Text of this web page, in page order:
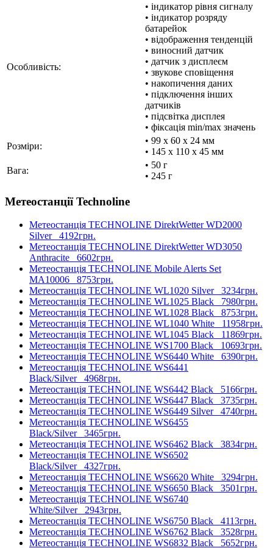
Особливість:
• індикатор рівня сигналу
• індикатор розряду
батарейок
• відображення тенденцій
• виносний датчик
• датчик з дисплеєм
• звукове сповіщення
• накопичення даних
• підключення інших
датчиків
• підсвітка дисплея
• фіксація min/max значень
Розміри:
• 99 x 60 x 24 мм
• 145 x 110 x 45 мм
Вага:
• 50 г
• 245 г
Метеостанції Technoline
Метеостанція TECHNOLINE DirektWetter WD2000
Silver 4192грн.
Метеостанція TECHNOLINE DirektWetter WD3050
Anthracite 6602грн.
Метеостанція TECHNOLINE Mobile Alerts Set
MA10006 8753грн.
Метеостанція TECHNOLINE WL1020 Silver 3234грн.
Метеостанція TECHNOLINE WL1025 Black 7980грн.
Метеостанція TECHNOLINE WL1028 Black 8753грн.
Метеостанція TECHNOLINE WL1040 White 11958грн.
Метеостанція TECHNOLINE WL1045 Black 11869грн.
Метеостанція TECHNOLINE WS1700 Black 10693грн.
Метеостанція TECHNOLINE WS6440 White 6390грн.
Метеостанція TECHNOLINE WS6441
Black/Silver 4968грн.
Метеостанція TECHNOLINE WS6442 Black 5166грн.
Метеостанція TECHNOLINE WS6447 Black 3735грн.
Метеостанція TECHNOLINE WS6449 Silver 4740грн.
Метеостанція TECHNOLINE WS6455
Black/Silver 3465грн.
Метеостанція TECHNOLINE WS6462 Black 3834грн.
Метеостанція TECHNOLINE WS6502
Black/Silver 4327грн.
Метеостанція TECHNOLINE WS6620 White 3294грн.
Метеостанція TECHNOLINE WS6650 Black 3501грн.
Метеостанція TECHNOLINE WS6740
White/Silver 2943грн.
Метеостанція TECHNOLINE WS6750 Black 4113грн.
Метеостанція TECHNOLINE WS6762 Black 3528грн.
Метеостанція TECHNOLINE WS6832 Black 5652грн.